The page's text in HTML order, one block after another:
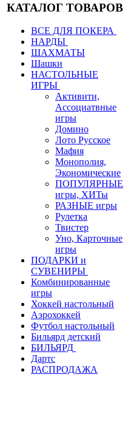
КАТАЛОГ ТОВАРОВ
ВСЕ ДЛЯ ПОКЕРА
НАРДЫ
ШАХМАТЫ
Шашки
НАСТОЛЬНЫЕ
ИГРЫ
Активити,
Ассоциатвные
игры
Домино
Лото Русское
Мафия
Монополия,
Экономические
ПОПУЛЯРНЫЕ
игры, ХИТы
РАЗНЫЕ игры
Рулетка
Твистер
Уно, Карточные
игры
ПОДАРКИ и
СУВЕНИРЫ
Комбинированные
игры
Хоккей настольный
Аэрохоккей
Футбол настольный
Бильярд детский
БИЛЬЯРД
Дартс
РАСПРОДАЖА